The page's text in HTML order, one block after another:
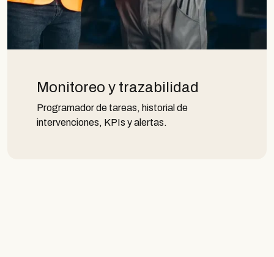
Monitoreo y trazabilidad
Programador de tareas, historial de
intervenciones, KPIs y alertas.